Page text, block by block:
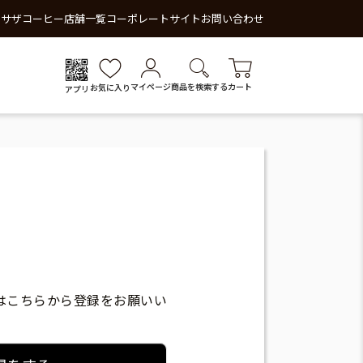
ザコーヒー店舗一覧コーポレートサイトお問い合わせ
アプリ お気に入り マイページ商品を検索するカート
ちらから登録をお願いい